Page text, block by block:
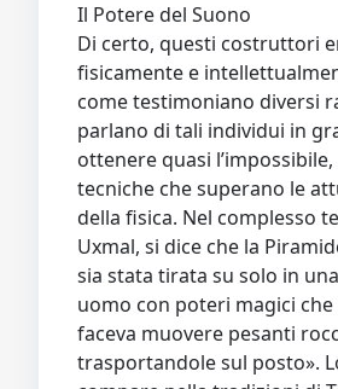
Il Potere del Suono
Di certo, questi costruttori
fisicamente e
come testimoniano diversi
parlano di tali individui in
ottenere quasi
tecniche che superano le
della fisica. Nel complesso
Uxmal, si dice che la
sia stata tirata su solo in
uomo con poteri magici che
faceva muovere pesanti
trasportandole sul posto».